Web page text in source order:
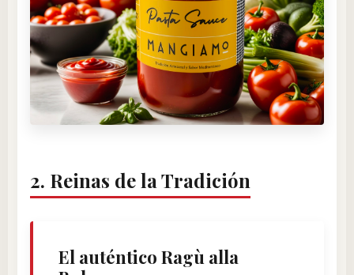
2. Reinas de la Tradición
El auténtico Ragù alla